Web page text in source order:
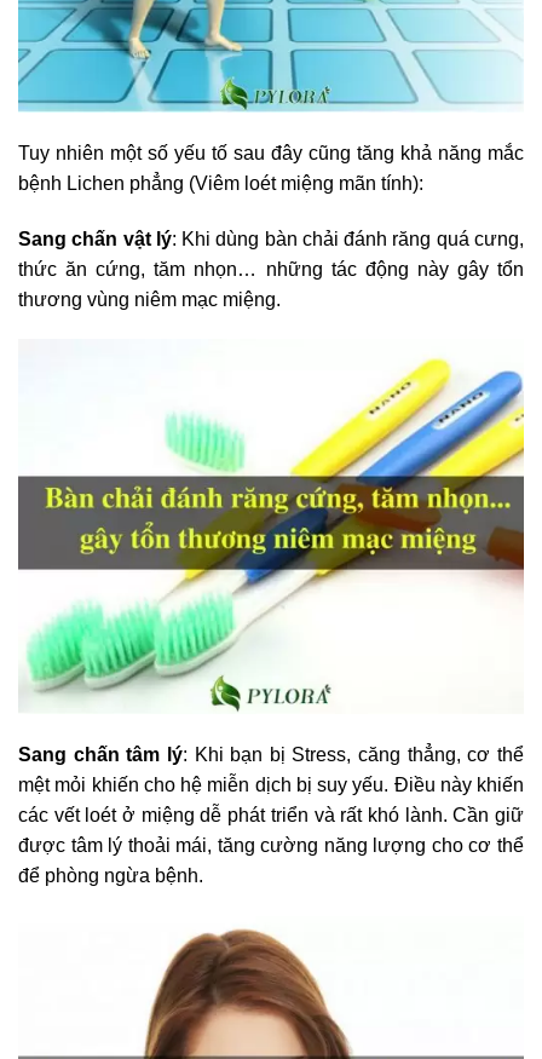
Tuy nhiên một số yếu tố sau đây cũng tăng khả năng mắc
bệnh Lichen phẳng (Viêm loét miệng mãn tính):
Sang chấn vật lý: Khi dùng bàn chải đánh răng quá cưng,
thức ăn cứng, tăm nhọn… những tác động này gây tổn
thương vùng niêm mạc miệng.
Sang chấn tâm lý: Khi bạn bị Stress, căng thẳng, cơ thể
mệt mỏi khiến cho hệ miễn dịch bị suy yếu. Điều này khiến
các vết loét ở miệng dễ phát triển và rất khó lành. Cần giữ
được tâm lý thoải mái, tăng cường năng lượng cho cơ thể
để phòng ngừa bệnh.